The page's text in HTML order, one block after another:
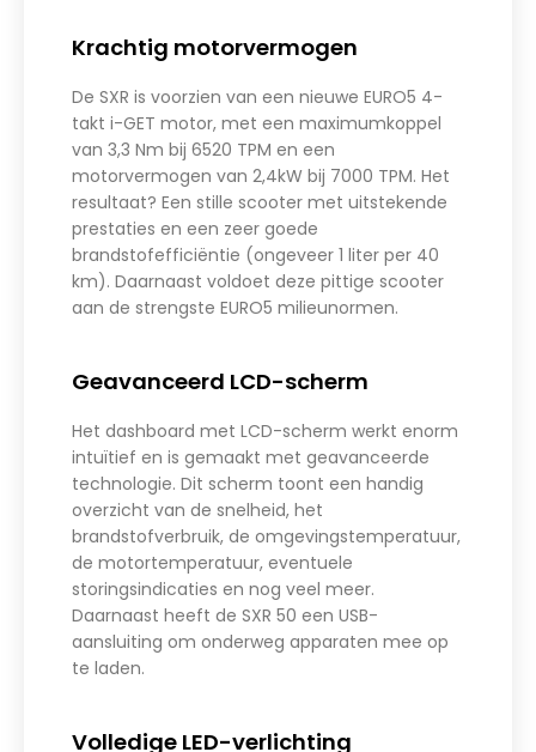
Krachtig motorvermogen
De SXR is voorzien van een nieuwe EURO5 4-
takt i-GET motor, met een maximumkoppel
van 3,3 Nm bij 6520 TPM en een
motorvermogen van 2,4kW bij 7000 TPM. Het
resultaat? Een stille scooter met uitstekende
prestaties en een zeer goede
brandstofefficiëntie (ongeveer 1 liter per 40
km). Daarnaast voldoet deze pittige scooter
aan de strengste EURO5 milieunormen.
Geavanceerd LCD-scherm
Het dashboard met LCD-scherm werkt enorm
intuïtief en is gemaakt met geavanceerde
technologie. Dit scherm toont een handig
overzicht van de snelheid, het
brandstofverbruik, de omgevingstemperatuur,
de motortemperatuur, eventuele
storingsindicaties en nog veel meer.
Daarnaast heeft de SXR 50 een USB-
aansluiting om onderweg apparaten mee op
te laden.
Volledige LED-verlichting